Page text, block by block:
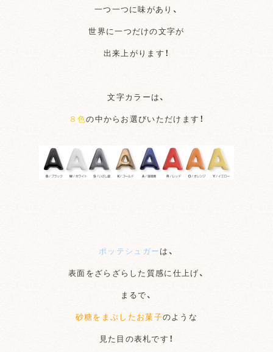
一つ一つに味があり、
世界に一つだけの文字が
出来上がります！
文字カラーは、
８色の中からお選びいただけます！
ポッテシュガーは、
表面をざらざらした質感に仕上げ、
まるで、
砂糖をまぶしたお菓子のような
見た目の表札です！